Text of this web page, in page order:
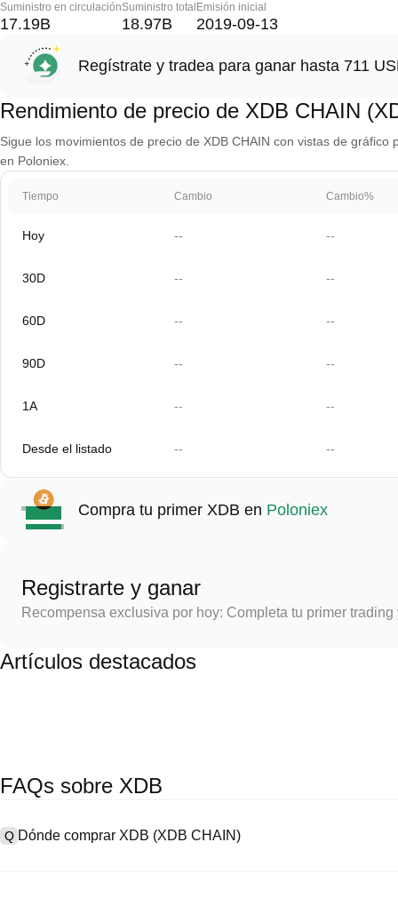
Suministro en circulación
17.19B
Suministro total
18.97B
Emisión inicial
2019-09-13
Regístrate y tradea para ganar hasta 711
Rendimiento de precio de XDB CHAIN
Sigue los movimientos de precio de XDB CHAIN con vistas de
en Poloniex.
Tiempo Cambio Cambio%
Hoy -- --
30D -- --
60D -- --
90D -- --
1A -- --
Desde el listado -- --
Compra tu primer XDB en Poloniex
Registrarte y ganar
Recompensa exclusiva por hoy: Completa tu primer
Artículos destacados
FAQs sobre XDB
Q Dónde comprar XDB (XDB CHAIN)